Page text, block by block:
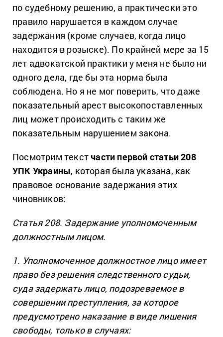
по судебному решению, а практически это
правило нарушается в каждом случае
задержания (кроме случаев, когда лицо
находится в розыске). По крайней мере за 15
лет адвокатской практики у меня не было ни
одного дела, где бы эта норма была
соблюдена. Но я не мог поверить, что даже
показательный арест высокопоставленных
лиц может происходить с таким же
показательным нарушением закона.
Посмотрим текстчасти первой статьи 208
УПК Украины, которая была указана, как
правовое основание задержания этих
чиновников:
Статья 208. Задержание уполномоченным
должностным лицом.
1. Уполномоченное должностное лицо имеет
право без решения следственного судьи,
суда задержать лицо, подозреваемое в
совершении преступления, за которое
предусмотрено наказание в виде лишения
свободы, только в случаях: